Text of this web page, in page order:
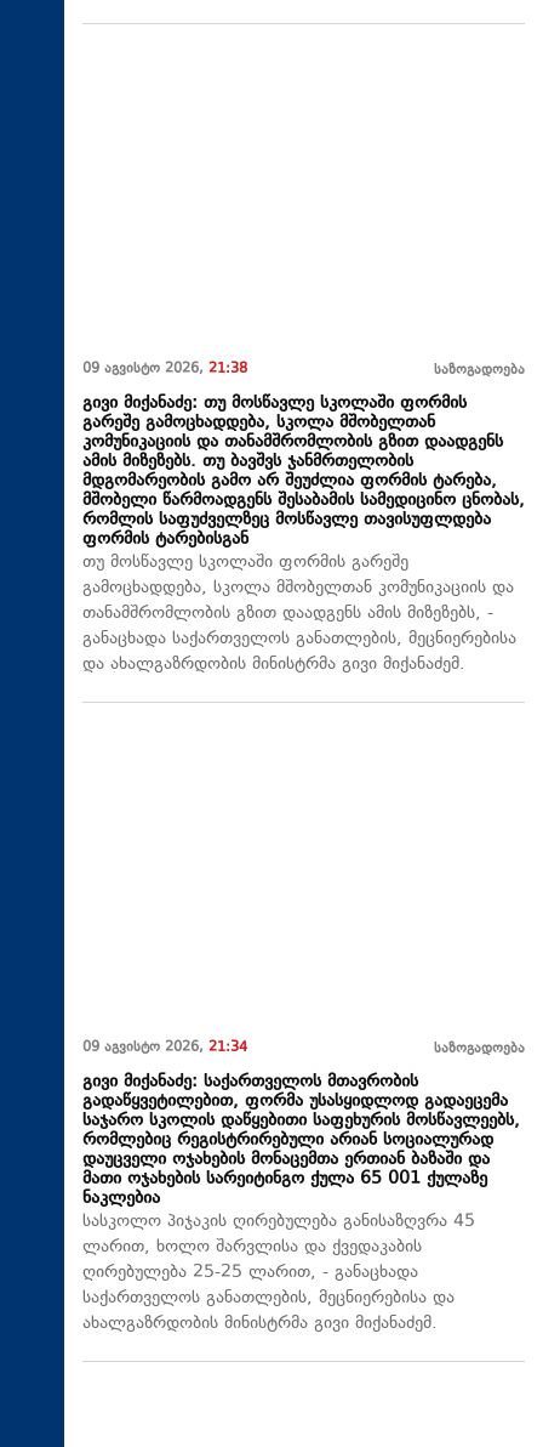
09 აგვისტო 2026, 21:38 საზოგადოება
გივი მიქანაძე: თუ მოსწავლე სკოლაში ფორმის
გარეშე გამოცხადდება, სკოლა მშობელთან
კომუნიკაციის და თანამშრომლობის გზით დაადგენს
ამის მიზეზებს. თუ ბავშვს ჯანმრთელობის
მდგომარეობის გამო არ შეუძლია ფორმის ტარება,
მშობელი წარმოადგენს შესაბამის სამედიცინო ცნობას,
რომლის საფუძველზეც მოსწავლე თავისუფლდება
ფორმის ტარებისგან
თუ მოსწავლე სკოლაში ფორმის გარეშე
გამოცხადდება, სკოლა მშობელთან კომუნიკაციის და
თანამშრომლობის გზით დაადგენს ამის მიზეზებს, -
განაცხადა საქართველოს განათლების, მეცნიერებისა
და ახალგაზრდობის მინისტრმა გივი მიქანაძემ.
09 აგვისტო 2026, 21:34 საზოგადოება
გივი მიქანაძე: საქართველოს მთავრობის
გადაწყვეტილებით, ფორმა უსასყიდლოდ გადაეცემა
საჯარო სკოლის დაწყებითი საფეხურის მოსწავლეებს,
რომლებიც რეგისტრირებული არიან სოციალურად
დაუცველი ოჯახების მონაცემთა ერთიან ბაზაში და
მათი ოჯახების სარეიტინგო ქულა 65 001 ქულაზე
ნაკლებია
სასკოლო პიჯაკის ღირებულება განისაზღვრა 45
ლარით, ხოლო შარვლისა და ქვედაკაბის
ღირებულება 25-25 ლარით, - განაცხადა
საქართველოს განათლების, მეცნიერებისა და
ახალგაზრდობის მინისტრმა გივი მიქანაძემ.